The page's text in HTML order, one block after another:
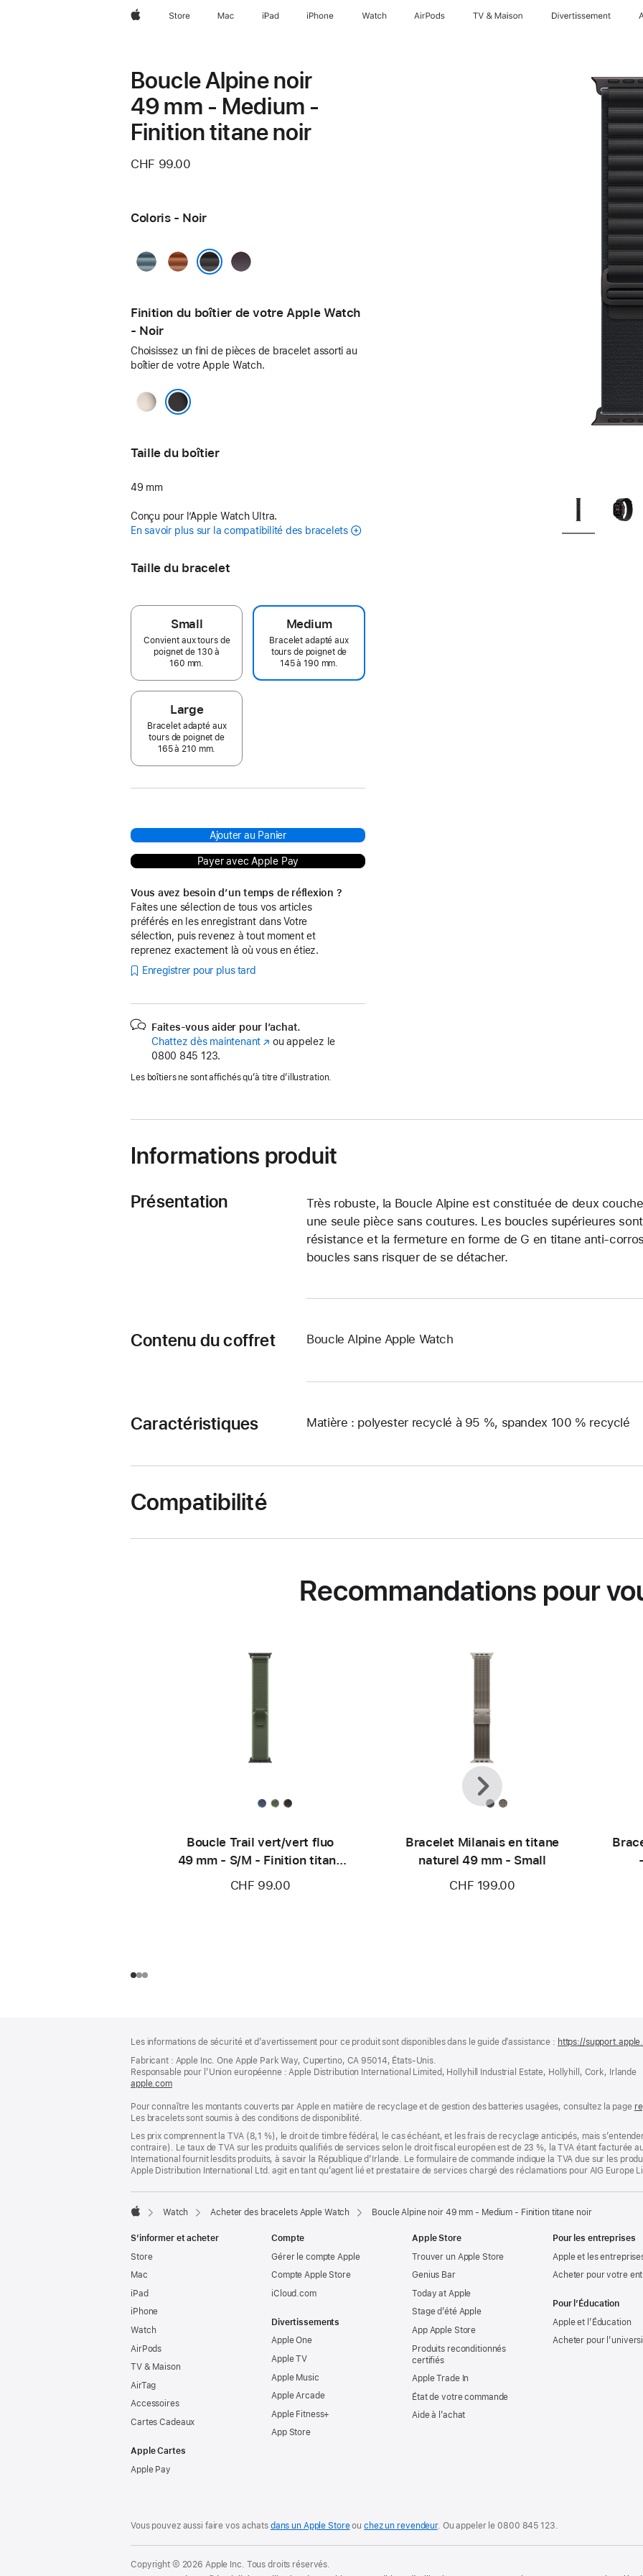
AppleStore Mac iPad iPhone Watch AirPods TV & Maison Divertissements
Boucle Alpine noir
49 mm - Medium -
Finition titane noir
CHF 99.00
Coloris - Noir
Bleu
Terracotta Indigo
Finition du boîtier de votre Apple Watch
- Noir
Choisissez un fini de pièces de bracelet assorti au
boîtier de votre Apple Watch.
Naturel
Taille du boîtier
49 mm
Conçu pour l’Apple Watch Ultra.
En savoir plus sur la compatibilité des bracelets
Taille du bracelet
Small
Convient aux tours de
poignet de 130 à
160 mm.
Medium
Bracelet adapté aux
tours de poignet de
145 à 190 mm.
Large
Bracelet adapté aux
tours de poignet de
165 à 210 mm.
Ajouter au Panier
Payer avec Apple Pay
Vous avez besoin d’un temps de réflexion ?
Faites une sélection de tous vos articles
préférés en les enregistrant dans Votre
sélection, puis revenez à tout moment et
reprenez exactement là où vous en étiez.
Enregistrer pour plus tard
Faites-vous aider pour l’achat.
Chattez dès maintenant (s’ouvre
nouvelle
ou appelez le
0800 845 123.
Les boîtiers ne sont affichés qu’à titre d’illustration.
Informations produit
Présentation
Très robuste, la Boucle Alpine est constituée de deux
une seule pièce sans coutures. Les boucles supérieures
résistance et la fermeture en forme de G en titane anti-
boucles sans risquer de se détacher.
Contenu du coffret Boucle Alpine Apple Watch
Caractéristiques Matière : polyester recyclé à 95 %, spandex 100 % recyclé
Compatibilité
Recommandations pour
Boucle Trail vert/vert fluo
49 mm - S/M - Finition titane
noir
CHF 99.00
Bracelet Milanais en titane
naturel 49 mm - Small
CHF 199.00
Précédent
Suivant
de
page
de
bas
de
page
Les informations de sécurité et d’avertissement pour ce produit sont disponibles dans le guide d’assistance : https://
Fabricant : Apple Inc. One Apple Park Way, Cupertino, CA 95014, États-Unis.
Responsable pour l’Union européenne : Apple Distribution International Limited, Hollyhill Industrial Estate, Hollyhill, Cork, Irlande
apple.com(s’ouvre
une
nouvelle
Pour connaître les montants couverts par Apple en matière de recyclage et de gestion des batteries usagées, consultez la page
Les bracelets sont soumis à des conditions de disponibilité.
Les prix comprennent la TVA (8,1 %), le droit de timbre fédéral, le cas échéant, et les frais de recyclage anticipés, mais
contraire). Le taux de TVA sur les produits qualifiés de services selon le droit fiscal européen est de 23 %, la TVA étant facturée
International fournit lesdits produits, à savoir la République d’Irlande. Le formulaire de commande indique la TVA due sur les
Apple Distribution International Ltd. agit en tant qu’agent lié et prestataire de services chargé des réclamations pour AIG Europe
Watch Acheter des bracelets Apple Watch Boucle Alpine noir 49 mm - Medium - Finition titane noir
S’informer et acheter
Store
Mac
iPad
iPhone
Watch
AirPods
TV & Maison
AirTag
Accessoires
Cartes Cadeaux
Apple Cartes
Apple Pay
Compte
Gérer le compte Apple
Compte Apple Store
iCloud.com
Divertissements
Apple One
Apple TV
Apple Music
Apple Arcade
Apple Fitness+
App Store
Apple Store
Trouver un Apple Store
Genius Bar
Today at Apple
Stage d’été Apple
App Apple Store
Produits reconditionnés
certifiés
Apple Trade In
État de votre commande
Aide à l’achat
Pour les entreprises
Apple et les
Acheter pour votre
Pour l’Éducation
Apple et l’Éducation
Acheter pour
Vous pouvez aussi faire vos achats dans un Apple Storeouchez un revendeur. Ouappeler le0800 845 123.
Copyright © 2026 Apple Inc. Tous droits réservés.